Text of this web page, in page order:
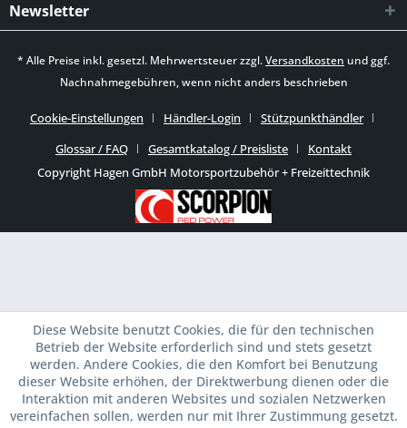
Newsletter
* Alle Preise inkl. gesetzl. Mehrwertsteuer zzgl.Versandkosten und ggf.
Nachnahmegebühren, wenn nicht anders beschrieben
Cookie-Einstellungen Händler-Login
Stützpunkthändler
Glossar / FAQ
Gesamtkatalog / Preisliste
Kontakt
Copyright Hagen GmbH Motorsportzubehör + Freizeittechnik
Diese Website benutzt Cookies, die für den technischen
Betrieb der Website erforderlich sind und stets gesetzt
werden. Andere Cookies, die den Komfort bei Benutzung
dieser Website erhöhen, der Direktwerbung dienen oder die
Interaktion mit anderen Websites und sozialen Netzwerken
vereinfachen sollen, werden nur mit Ihrer Zustimmung gesetzt.